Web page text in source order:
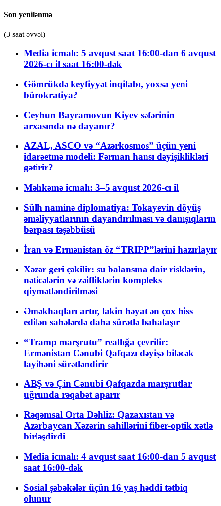
Son yenilənmə
(3 saat əvvəl)
Media icmalı: 5 avqust saat 16:00-dan 6 avqust
2026-cı il saat 16:00-dək
Gömrükdə keyfiyyət inqilabı, yoxsa yeni
bürokratiya?
Ceyhun Bayramovun Kiyev səfərinin
arxasında nə dayanır?
AZAL, ASCO və “Azərkosmos” üçün yeni
idarəetmə modeli: Fərman hansı dəyişiklikləri
gətirir?
Məhkəmə icmalı: 3–5 avqust 2026-cı il
Sülh naminə diplomatiya: Tokayevin döyüş
əməliyyatlarının dayandırılması və danışıqların
bərpası təşəbbüsü
İran və Ermənistan öz “TRIPP”lərini hazırlayır
Xəzər geri çəkilir: su balansına dair risklərin,
nəticələrin və zəifliklərin kompleks
qiymətləndirilməsi
Əməkhaqları artır, lakin həyat ən çox hiss
edilən sahələrdə daha sürətlə bahalaşır
“Tramp marşrutu” reallığa çevrilir:
Ermənistan Cənubi Qafqazı dəyişə biləcək
layihəni sürətləndirir
ABŞ və Çin Cənubi Qafqazda marşrutlar
uğrunda rəqabət aparır
Rəqəmsal Orta Dəhliz: Qazaxıstan və
Azərbaycan Xəzərin sahillərini fiber-optik xətlə
birləşdirdi
Media icmalı: 4 avqust saat 16:00-dan 5 avqust
saat 16:00-dək
Sosial şəbəkələr üçün 16 yaş həddi tətbiq
olunur